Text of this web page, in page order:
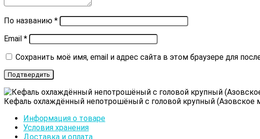
По названию *
Email *
Сохранить моё имя, email и адрес сайта в этом браузере для
Кефаль охлаждённый непотрошёный с головой крупный (Азовское
Информация о товаре
Условия хранения
Доставка и оплата